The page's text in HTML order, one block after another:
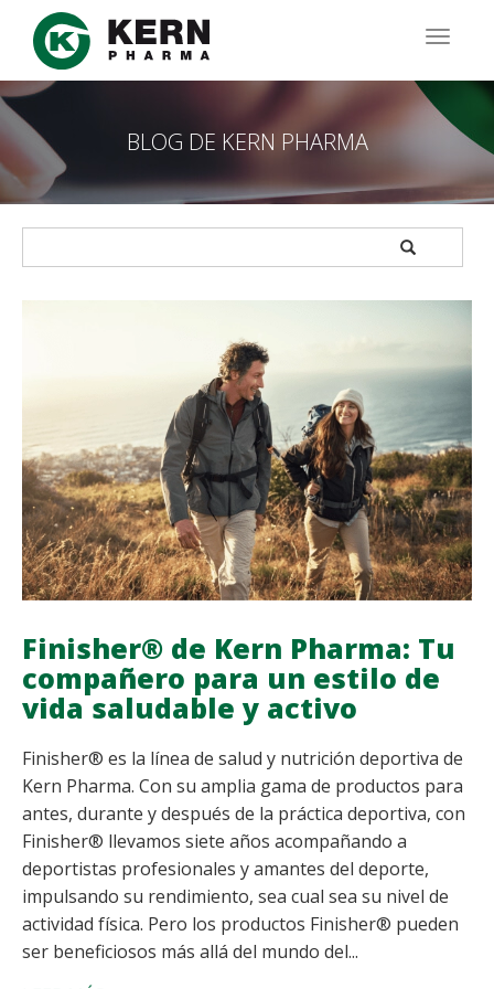
Pasar
contenido
principal
BLOG DE KERN PHARMA
APPLY
Finisher® de Kern Pharma: Tu
compañero para un estilo de
vida saludable y activo
Finisher® es la línea de salud y nutrición deportiva de
Kern Pharma. Con su amplia gama de productos para
antes, durante y después de la práctica deportiva, con
Finisher® llevamos siete años acompañando a
deportistas profesionales y amantes del deporte,
impulsando su rendimiento, sea cual sea su nivel de
actividad física. Pero los productos Finisher® pueden
ser beneficiosos más allá del mundo del...